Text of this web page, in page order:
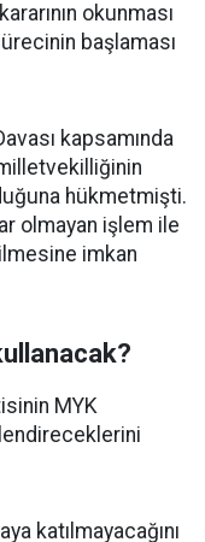
okunması
başlaması
kapsamında
hükmetmişti.
olmayan işlem ile
imkan
MYK
katılmayacağını